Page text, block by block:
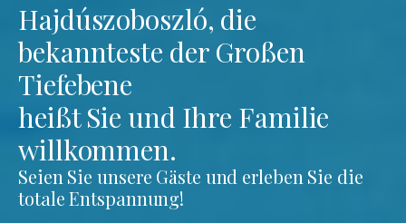
Hajdúszoboszló, die
bekannteste der Großen
Tiefebene
heißt Sie und Ihre Familie
willkommen.
Seien Sie unsere Gäste und erleben Sie die
totale Entspannung!